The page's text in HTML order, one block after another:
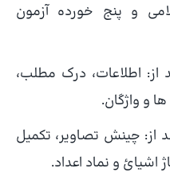
و پنج خورده آزمون
از: اطلاعات، درک مطلب،
و واژگان.
از: چینش تصاویر، تکمیل
اشیائ و نماد اعداد.